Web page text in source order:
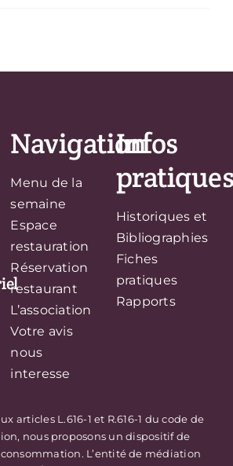
Navigation
Menu de la
semaine
Espace
restauration
Réservation
restaurant
L’association
Votre avis
nous
interesse
Infos
Historiques et
Bibliographies
Fiches
pratiques
Rapports
articles L.616-1 et R.616-1 du code de
nous proposons un dispositif de
L’entité de médiation